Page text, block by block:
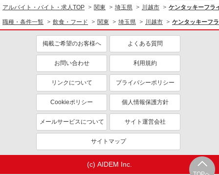
アルバイト・バイト・求人TOP 関東 埼玉県 川越市 ケンタッキーフラ
職種・条件一覧 飲食・フード 関東 埼玉県 川越市 ケンタッキーフ
掲載ご希望のお客様へ よくある質問
お問い合わせ 利用規約
リンクについて プライバシーポリシー
Cookieポリシー 個人情報保護方針
メールサービスについて サイト運営会社
サイトマップ
(c) AIDEM Inc.